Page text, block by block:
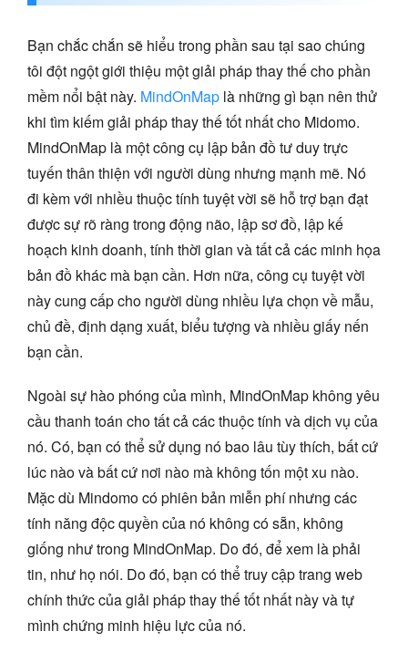
Bạn chắc chắn sẽ hiểu trong phần sau tại sao chúng
tôi đột ngột giới thiệu một giải pháp thay thế cho phần
mềm nổi bật này. MindOnMap là những gì bạn nên thử
khi tìm kiếm giải pháp thay thế tốt nhất cho Midomo.
MindOnMap là một công cụ lập bản đồ tư duy trực
tuyến thân thiện với người dùng nhưng mạnh mẽ. Nó
đi kèm với nhiều thuộc tính tuyệt vời sẽ hỗ trợ bạn đạt
được sự rõ ràng trong động não, lập sơ đồ, lập kế
hoạch kinh doanh, tính thời gian và tất cả các minh họa
bản đồ khác mà bạn cần. Hơn nữa, công cụ tuyệt vời
này cung cấp cho người dùng nhiều lựa chọn về mẫu,
chủ đề, định dạng xuất, biểu tượng và nhiều giấy nến
bạn cần.
Ngoài sự hào phóng của mình, MindOnMap không yêu
cầu thanh toán cho tất cả các thuộc tính và dịch vụ của
nó. Có, bạn có thể sử dụng nó bao lâu tùy thích, bất cứ
lúc nào và bất cứ nơi nào mà không tốn một xu nào.
Mặc dù Mindomo có phiên bản miễn phí nhưng các
tính năng độc quyền của nó không có sẵn, không
giống như trong MindOnMap. Do đó, để xem là phải
tin, như họ nói. Do đó, bạn có thể truy cập trang web
chính thức của giải pháp thay thế tốt nhất này và tự
mình chứng minh hiệu lực của nó.